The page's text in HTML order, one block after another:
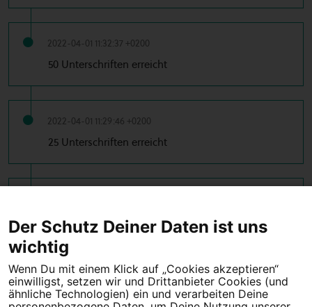
2022-04-01 11:32:37 +0200
50 Unterschriften erreicht
2022-04-01 11:29:46 +0200
25 Unterschriften erreicht
10 Unterschriften erreicht
Tipps für deine Petition
Der Schutz Deiner Daten ist uns
wichtig
Wenn Du mit einem Klick auf „Cookies akzeptieren“
einwilligst, setzen wir und Drittanbieter Cookies (und
ähnliche Technologien) ein und verarbeiten Deine